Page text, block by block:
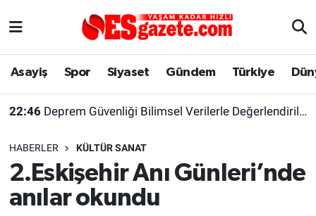
Asayiş Spor Siyaset Gündem Türkiye
22:46 Deprem Güvenliği Bilimsel Verilerle Değerlendirilmeli
HABERLER KÜLTÜR SANAT
2.Eskişehir Anı Günleri’nde
anılar okundu
Asayiş
Gündem
Türkiye
Yaşam
Eskişehirspor Arşivi
Eskişehir Arşivi
Eskişehir Nöbetçi Eczaneler
Süper Lig Puan Durumu ve Fikstür
Tüm Manşetler